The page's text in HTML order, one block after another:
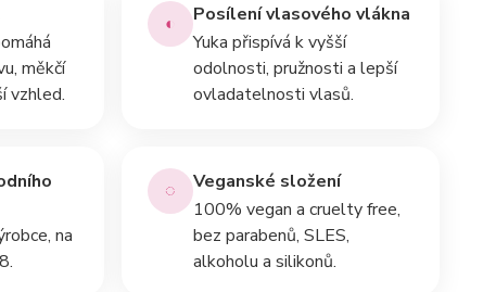
měkčí
vzhled.
◐
Posílení vlasového vlákna
Yuka přispívá k vyšší
odolnosti, pružnosti a lepší
ovladatelnosti vlasů.
na
◌
Veganské složení
100% vegan a cruelty free,
bez parabenů, SLES,
alkoholu a silikonů.